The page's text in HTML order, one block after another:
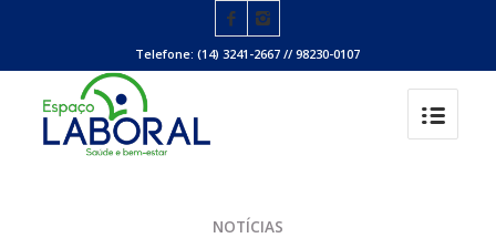
Telefone: (14) 3241-2667 // 98230-0107
NOTÍCIAS